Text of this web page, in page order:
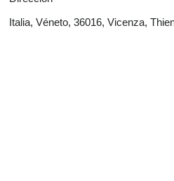
Italia, Véneto, 36016, Vicenza,